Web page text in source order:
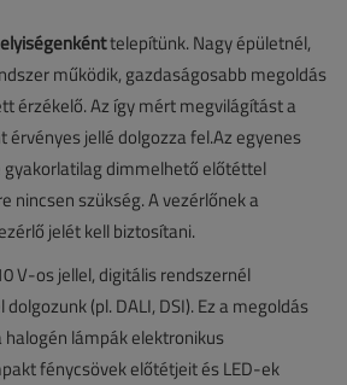
telepítünk. Nagy épületnél,
működik, gazdaságosabb megoldás
érzékelő. Az így mért megvilágítást a
jellé dolgozza fel.Az egyenes
dimmelhető előtéttel
nincsen szükség. A vezérlőnek a
jelét kell biztosítani.
V-os jellel, digitális rendszernél
(pl. DALI, DSI). Ez a megoldás
lámpák elektronikus
fénycsövek előtétjeit és LED-ek